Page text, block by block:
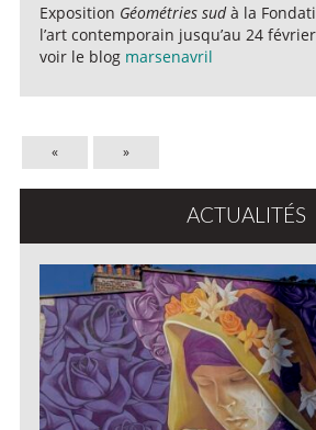
Exposition Géométries sudà la
l’art contemporain jusqu’au 24
voir le blog marsenavril
« »
ACTUALITÉS